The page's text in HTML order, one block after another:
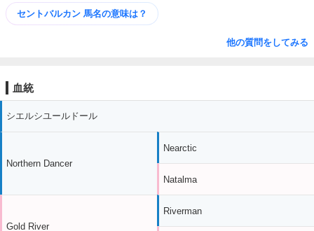
セントバルカン 馬名の意味は？
他の質問をしてみる
血統
シエルシユールドール
Northern Dancer
Gold River
Nearctic
Natalma
Riverman